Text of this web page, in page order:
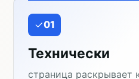
01
Технически
страница раскрывает